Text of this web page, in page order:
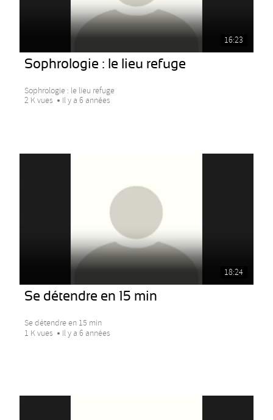
16:23
Sophrologie : le lieu refuge
Sophrologie : le lieu refuge
2 K vues
Il y a 6 années
18:24
Se détendre en 15 min
Se détendre en 15 min
1 K vues
Il y a 6 années